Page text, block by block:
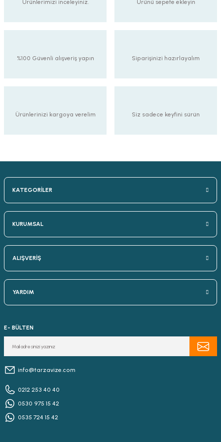
Ürünlerimizi inceleyiniz. Ürünü sepete ekleyin
%100 Güvenli alışveriş yapın Siparişinizi hazırlayalım
Ürünlerinizi kargoya verelim Siz sadece keyfini sürün
KATEGORİLER
KURUMSAL
ALIŞVERİŞ
YARDIM
E- BÜLTEN
info@tarzavize.com
0212 253 40 40
0530 975 15 42
0535 724 15 42